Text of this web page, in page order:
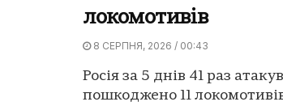
локомотивів
8 СЕРПНЯ, 2026 / 00:43
Росія за 5 днів 41 раз
пошкоджено 11